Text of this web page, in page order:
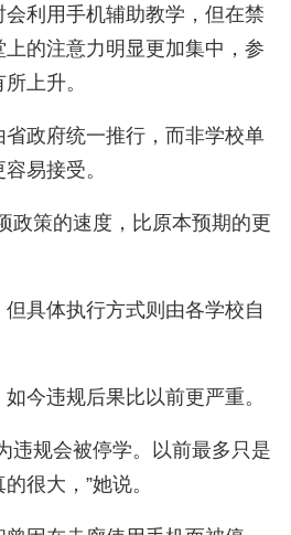
利用手机辅助教学，但在禁
的注意力明显更加集中，参
上升。
政府统一推行，而非学校单
易接受。
政策的速度，比原本预期的更
具体执行方式则由各学校自
今违规后果比以前更严重。
违规会被停学。以前最多只是
很大，”她说。